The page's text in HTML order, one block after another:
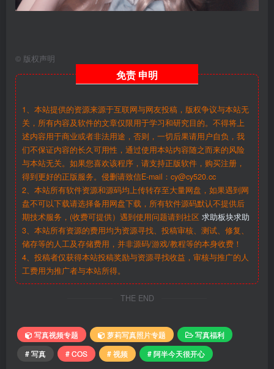
© 版权声明
免责 申明
1、本站提供的资源来源于互联网与网友投稿，版权争议与本站无
关，所有内容及软件的文章仅限用于学习和研究目的。不得将上
述内容用于商业或者非法用途，否则，一切后果请用户自负，我
们不保证内容的长久可用性，通过使用本站内容随之而来的风险
与本站无关。如果您喜欢该程序，请支持正版软件，购买注册，
得到更好的正版服务。侵删请致信E-mail：cy@cy520.cc
2、本站所有软件资源和源码均上传转存至大量网盘，如果遇到网
盘不可以下载请选择备用网盘下载，所有软件源码默认不提供后
期技术服务，(收费可提供）遇到使用问题请到社区 求助板块求助
3、本站所有资源的费用均为资源寻找、投稿审核、测试、修复、
储存等的人工及存储费用，并非源码/游戏/教程等的本身收费！
4、投稿者仅获得本站投稿奖励与资源寻找收益，审核与推广的人
工费用为推广者与本站所得。
THE END
写真视频专题 萝莉写真照片专题
写真福利
# 写真
# COS # 视频 # 阿半今天很开心